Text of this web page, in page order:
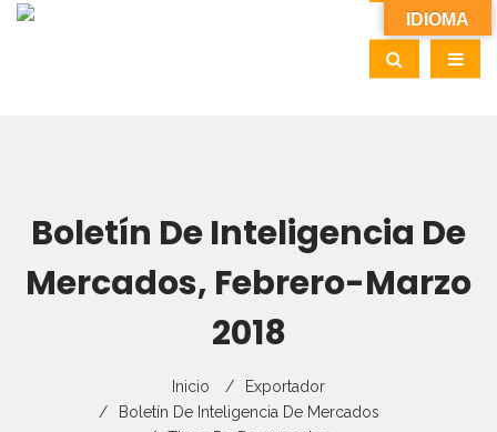
Boletín De Inteligencia De
Mercados, Febrero-Marzo
2018
Inicio
Exportador
Boletín De Inteligencia De Mercados
IDIOMA